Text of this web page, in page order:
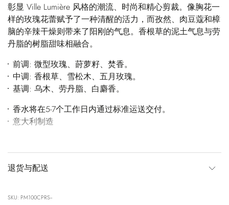
彰显 Ville Lumière 风格的潮流、时尚和精心剪裁。像胸花一
样的玫瑰花蕾赋予了一种清醒的活力，而孜然、肉豆蔻和樟
脑的辛辣干燥则带来了阳刚的气息。香根草的泥土气息与劳
丹脂的树脂甜味相融合。
前调: 微型玫瑰、莳萝籽、焚香。
中调: 香根草、雪松木、五月玫瑰。
基调: 乌木、劳丹脂、白麝香。
香水将在5-7个工作日内通过标准运送交付。
意大利制造
退货与配送
SKU: PM100CPRS--